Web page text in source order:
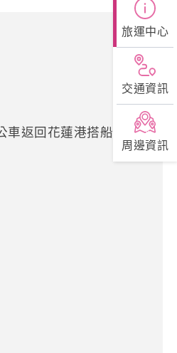
旅運中心
交通資訊
周邊資訊
車返回花蓮港搭船。另